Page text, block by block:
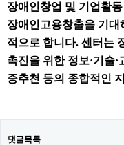
장애인창업 및 기업활
장애인고용창출을 기
적으로 합니다. 센터는
촉진을 위한 정보·기술·
증추천 등의 종합적인
댓글목록